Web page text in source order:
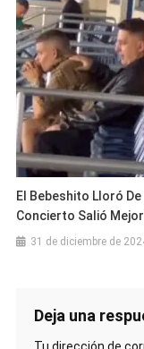
El Bebeshito Lloró
Concierto Salió Mejor
31 de diciembre de
Deja una